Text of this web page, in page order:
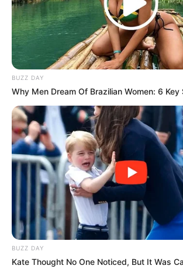
BUZZ DAY
Why Men Dream Of Brazilian Women: 6 Key
BUZZ DAY
Kate Thought No One Noticed, But It Was